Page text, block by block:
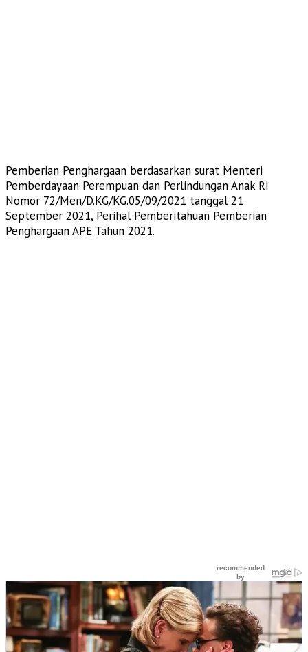
Pemberian Penghargaan berdasarkan surat Menteri
Pemberdayaan Perempuan dan Perlindungan Anak RI
Nomor 72/Men/D.KG/KG.05/09/2021 tanggal 21
September 2021, Perihal Pemberitahuan Pemberian
Penghargaan APE Tahun 2021.